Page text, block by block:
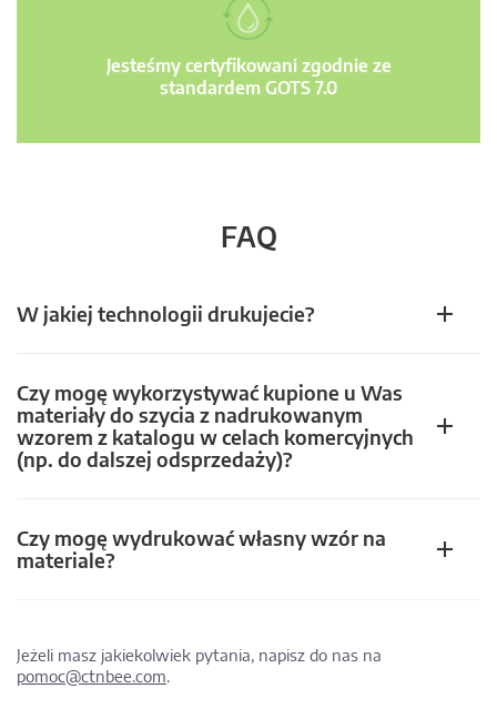
Jesteśmy certyfikowani zgodnie ze
standardem GOTS 7.0
FAQ
W jakiej technologii drukujecie?
Czy mogę wykorzystywać kupione u Was
materiały do szycia z nadrukowanym
wzorem z katalogu w celach komercyjnych
(np. do dalszej odsprzedaży)?
Czy mogę wydrukować własny wzór na
materiale?
Jeżeli masz jakiekolwiek pytania, napisz do nas na
pomoc@ctnbee.com.